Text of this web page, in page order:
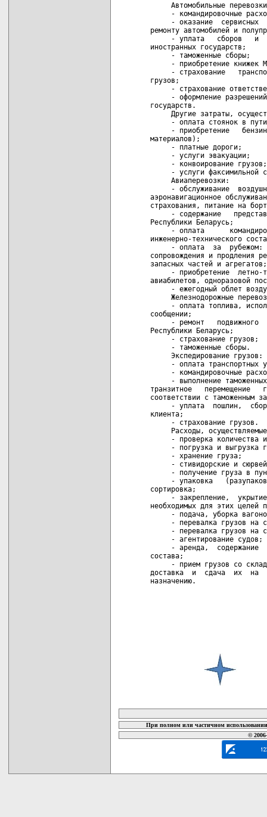
Автомобильные
- командировочные
- оказание  сервисных
ремонту автомобилей и
- уплата   сборов   и
иностранных государств;
     - таможенные сборы;
- приобретение книжек
- страхование
грузов;
- страхование
- оформление
государств.
Другие затраты,
- оплата стоянок в
- приобретение
материалов);
     - платные дороги;
     - услуги эвакуации;
     - конвоирование грузов;
- услуги факсимильной
     Авиаперевозки:
- обслуживание
аэронавигационное
страхования, питание на
- содержание
Республики Беларусь;
- оплата
инженерно-технического
- оплата  за  рубежом:
сопровождения и продления
запасных частей и агрегатов;
- приобретение  летно-
авиабилетов, одноразовой
- ежегодный облет
Железнодорожные
- оплата топлива,
сообщении;
- ремонт   подвижного
Республики Беларусь;
     - страхование грузов;
     - таможенные сборы.
     Экспедирование грузов:
- оплата транспортных
- командировочные
- выполнение
транзитное   перемещение
соответствии с таможенным
- уплата  пошлин,
клиента;
     - страхование грузов.
Расходы,
- проверка количества
- погрузка и выгрузка
     - хранение груза;
- стивидорские и
- получение груза в
- упаковка
сортировка;
- закрепление,
необходимых для этих целей
- подача, уборка
- перевалка грузов на
- перевалка грузов на
     - агентирование судов;
- аренда,  содержание
состава;
- прием грузов со
доставка  и  сдача  их  на
назначению.
При полном или частичном
©